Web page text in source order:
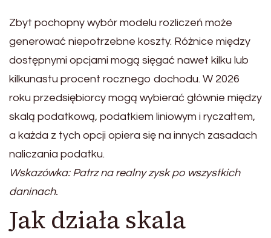
Zbyt pochopny wybór modelu rozliczeń może
generować niepotrzebne koszty. Różnice między
dostępnymi opcjami mogą sięgać nawet kilku lub
kilkunastu procent rocznego dochodu. W 2026
roku przedsiębiorcy mogą wybierać głównie między
skalą podatkową, podatkiem liniowym i ryczałtem,
a każda z tych opcji opiera się na innych zasadach
naliczania podatku.
Wskazówka: Patrz na realny zysk po wszystkich
daninach.
Jak działa skala